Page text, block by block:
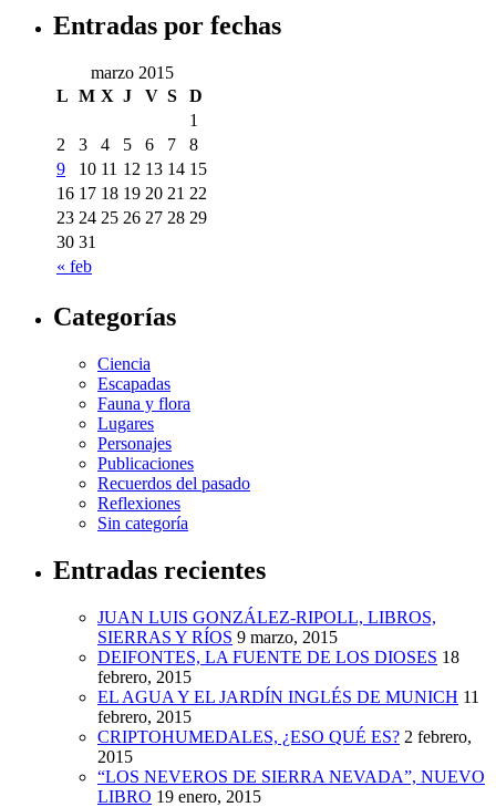
Entradas por fechas
marzo 2015
L M X J V S D
« feb
1
2
3 4 5 6 7
8
9
10 11 12 13 14 15
16 17 18 19 20 21 22
23 24 25 26 27 28 29
30 31
Categorías
Ciencia
Escapadas
Fauna y flora
Lugares
Personajes
Publicaciones
Recuerdos del pasado
Reflexiones
Sin categoría
Entradas recientes
JUAN LUIS GONZÁLEZ-RIPOLL, LIBROS,
SIERRAS Y RÍOS 9 marzo, 2015
DEIFONTES, LA FUENTE DE LOS DIOSES 18
febrero, 2015
EL AGUA Y EL JARDÍN INGLÉS DE MUNICH 11
febrero, 2015
CRIPTOHUMEDALES, ¿ESO QUÉ ES? 2 febrero,
2015
“LOS NEVEROS DE SIERRA NEVADA”, NUEVO
LIBRO 19 enero, 2015